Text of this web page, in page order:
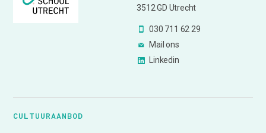
3512 GD Utrecht
030 711 62 29
Mail ons
Linkedin
CULTUURAANBOD